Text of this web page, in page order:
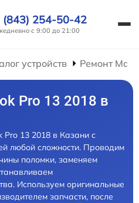
(843) 254-50-42
с 9:00 до 21:00
устройств Ремонт
Pro 13 2018 в
Pro 13 2018 в Казани с
любой сложности. Проводим
поломки, заменяем
Используем оригинальные
запчасти, после